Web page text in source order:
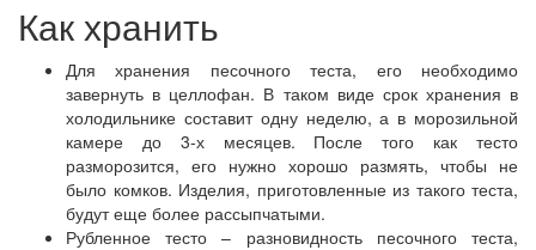
Как хранить
Для хранения песочного теста, его необходимо
завернуть в целлофан. В таком виде срок хранения в
холодильнике составит одну неделю, а в морозильной
камере до 3-х месяцев. После того как тесто
разморозится, его нужно хорошо размять, чтобы не
было комков. Изделия, приготовленные из такого теста,
будут еще более рассыпчатыми.
Рубленное тесто – разновидность песочного теста,